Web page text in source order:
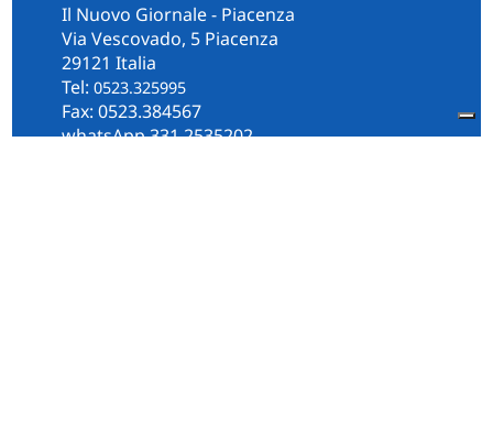
Il Nuovo Giornale - Piacenza
Via Vescovado, 5 Piacenza
29121 Italia
Tel: 0523.325995
Fax: 0523.384567
whatsApp 331.2535202